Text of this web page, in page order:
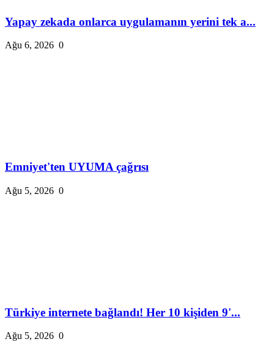
Yapay zekada onlarca uygulamanın yerini tek a...
Ağu 6, 2026 0
Emniyet'ten UYUMA çağrısı
Ağu 5, 2026 0
Türkiye internete bağlandı! Her 10 kişiden 9'...
Ağu 5, 2026 0